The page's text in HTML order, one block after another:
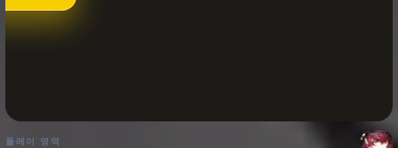
플레이 영역